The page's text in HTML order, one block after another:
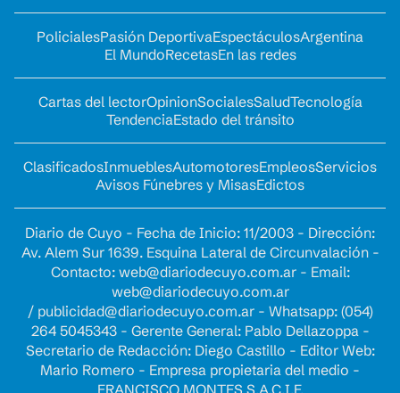
PolicialesPasión DeportivaEspectáculosArgentina
El MundoRecetasEn las redes
Cartas del lectorOpinionSocialesSaludTecnología
TendenciaEstado del tránsito
ClasificadosInmueblesAutomotoresEmpleosServicios
Avisos Fúnebres y MisasEdictos
Diario de Cuyo - Fecha de Inicio: 11/2003 - Dirección:
Av. Alem Sur 1639. Esquina Lateral de Circunvalación -
Contacto: web@diariodecuyo.com.ar- Email:
web@diariodecuyo.com.ar
/ publicidad@diariodecuyo.com.ar- Whatsapp: (054)
264 5045343 - Gerente General: Pablo Dellazoppa -
Secretario de Redacción: Diego Castillo - Editor Web:
Mario Romero - Empresa propietaria del medio -